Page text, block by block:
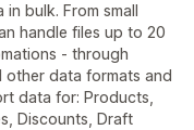
bulk. From small
handle files up to 20
- through
other data formats and
data for: Products,
Discounts, Draft